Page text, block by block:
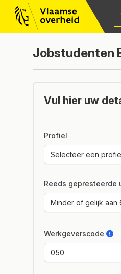
Jobstudenten
Vul hier uw
Profiel
Reeds gepresteerde
Werkgeverscode